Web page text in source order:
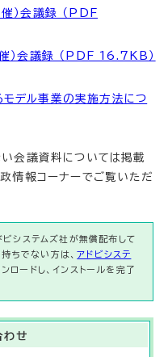
）会議録 （PDF
）会議録 （PDF 16.7KB）
デル事業の実施方法につ
会議資料については掲載
情報コーナーでご覧いただ
システムズ社が無償配布して
ちでない方は、アドビシステ
ロードし、インストールを完了
わせ